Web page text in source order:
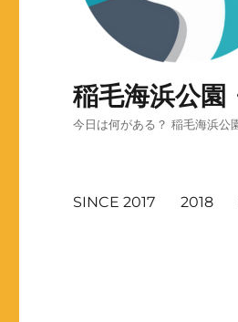
稲毛海浜公園
今日は何がある？ 稲毛海浜公
SINCE 2017 2018